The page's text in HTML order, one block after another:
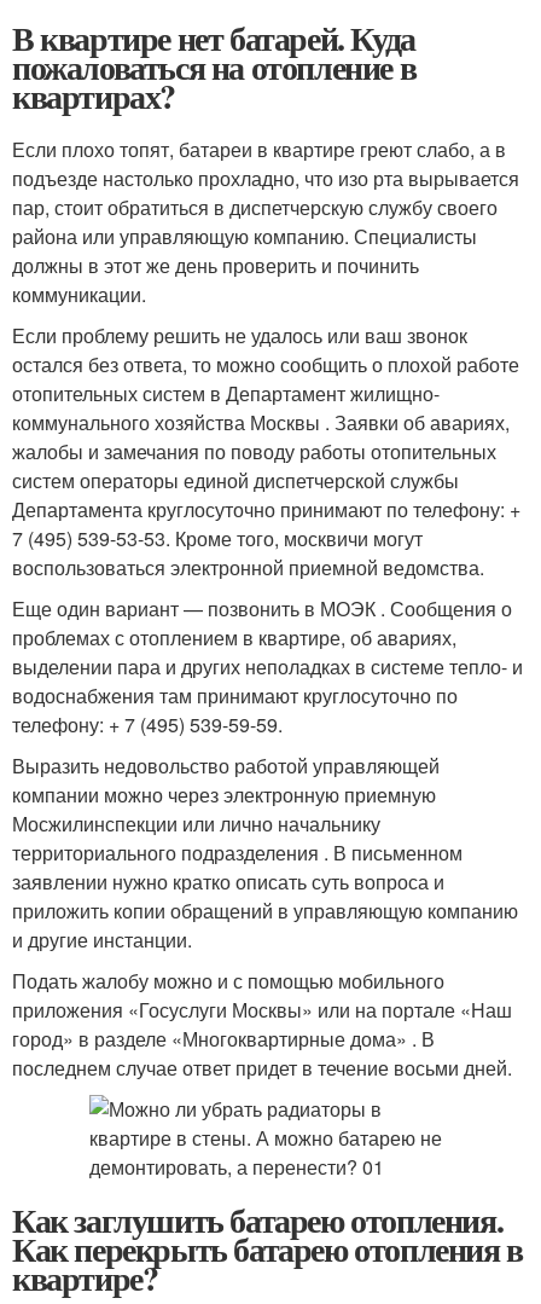
В квартире нет батарей. Куда
пожаловаться на отопление в
квартирах?
Если плохо топят, батареи в квартире греют слабо, а в
подъезде настолько прохладно, что изо рта вырывается
пар, стоит обратиться в диспетчерскую службу своего
района или управляющую компанию. Специалисты
должны в этот же день проверить и починить
коммуникации.
Если проблему решить не удалось или ваш звонок
остался без ответа, то можно сообщить о плохой работе
отопительных систем в Департамент жилищно-
коммунального хозяйства Москвы . Заявки об авариях,
жалобы и замечания по поводу работы отопительных
систем операторы единой диспетчерской службы
Департамента круглосуточно принимают по телефону: +
7 (495) 539-53-53. Кроме того, москвичи могут
воспользоваться электронной приемной ведомства.
Еще один вариант — позвонить в МОЭК . Сообщения о
проблемах с отоплением в квартире, об авариях,
выделении пара и других неполадках в системе тепло- и
водоснабжения там принимают круглосуточно по
телефону: + 7 (495) 539-59-59.
Выразить недовольство работой управляющей
компании можно через электронную приемную
Мосжилинспекции или лично начальнику
территориального подразделения . В письменном
заявлении нужно кратко описать суть вопроса и
приложить копии обращений в управляющую компанию
и другие инстанции.
Подать жалобу можно и с помощью мобильного
приложения «Госуслуги Москвы» или на портале «Наш
город» в разделе «Многоквартирные дома» . В
последнем случае ответ придет в течение восьми дней.
Как заглушить батарею отопления.
Как перекрыть батарею отопления в
квартире?